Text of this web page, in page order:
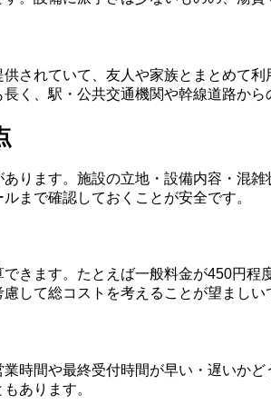
されていて、友人や家族とまとめて
く、駅・公共交通機関や幹線道路か
ります。施設の立地・設備内容・混
まで確認しておくことが安全です。
きます。たとえば一般料金が450円
して総コストを考えることが望ましい
時間や最終受付時間が早い・遅いか
あります。